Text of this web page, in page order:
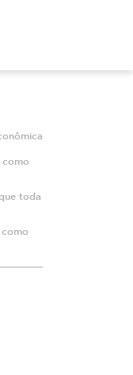
como
toda
como